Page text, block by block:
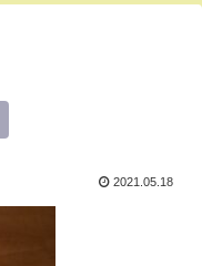
2021.05.18